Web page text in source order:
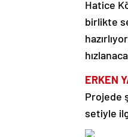
Hatice
birlikte
ERKEN
Projede
setiyle